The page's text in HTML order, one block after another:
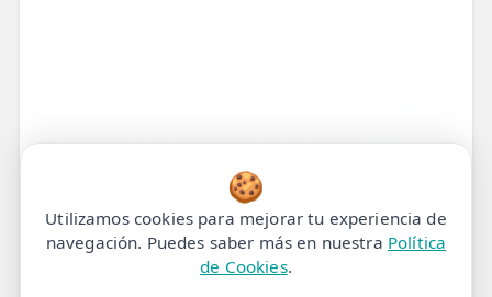
🍪
Utilizamos cookies para mejorar tu experiencia de
navegación. Puedes saber más en nuestra Política
de Cookies.